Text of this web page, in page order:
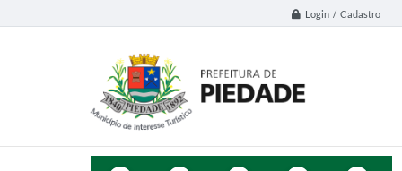
Login / Cadastro